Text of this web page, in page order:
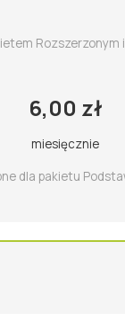
Rozszerzonym
6,00 zł
miesięcznie
dla pakietu